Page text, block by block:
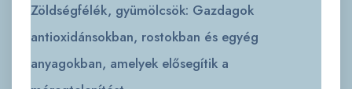
Zöldségfélék, gyümölcsök: Gazdagok
antioxidánsokban, rostokban és egyég
anyagokban, amelyek elősegítik a